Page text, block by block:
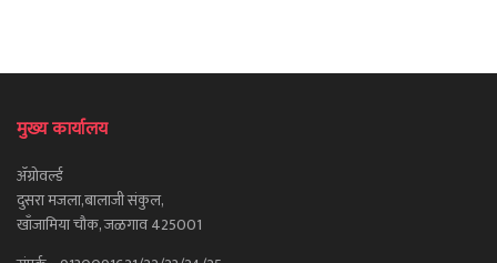
मुख्य कार्यालय
ॲग्रोवर्ल्ड
दुसरा मजला,बालाजी संकुल,
खाँजामिया चौक, जळगाव 425001